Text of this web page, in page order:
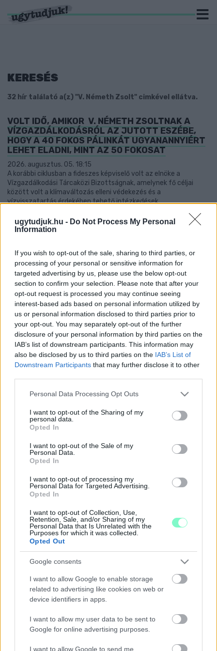
ugytudjuk.hu - Do Not Process My Personal
Information
If you wish to opt-out of the sale, sharing to third parties, or
processing of your personal or sensitive information for
targeted advertising by us, please use the below opt-out
section to confirm your selection. Please note that after your
opt-out request is processed you may continue seeing
interest-based ads based on personal information utilized by
us or personal information disclosed to third parties prior to
your opt-out. You may separately opt-out of the further
disclosure of your personal information by third parties on the
IAB’s list of downstream participants. This information may
also be disclosed by us to third parties on the IAB’s List of
Downstream Participants that may further disclose it to other
Please note that this website/app uses one or more Google
not limited to your visit or usage behaviour. You may click to
grant or deny consent to Google and its third-party tags to
use your data for below specified purposes in below Google
consent section.
Personal Data Processing Opt Outs
I want to opt-out of the Sharing of my
personal data.
Opted In
I want to opt-out of the Sale of my
Personal Data.
Opted In
I want to opt-out of processing my
Personal Data for Targeted Advertising.
Opted In
I want to opt-out of Collection, Use,
Retention, Sale, and/or Sharing of my
Personal Data that Is Unrelated with the
Purposes for which it was collected.
Opted Out
Google consents
I want to allow Google to enable storage
related to advertising like cookies on web or
device identifiers in apps.
I want to allow my user data to be sent to
Google for online advertising purposes.
I want to allow Google to send me
KERESÉS
32 hír találató a(z) "V. Németh Zsolt" cimkével ellátva.
VOLT IDŐ, AMIKOR V. NÉMETH ZSOLTNAK A
VÍZGAZDÁLKODÁSRÓL AZ JUTOTT ESZÉBE,
HOGY A 40 FOKOS PÁLINKÁT UGYANANNYIÉRT
LEHET ELADNI, MINT AZ 50 FOKOSAT
2026. augusztus. 05. 18:15
A korábbi ciklusban a fideszes képviselő volt az elnöke a
Vízgazdálkodási Tárcaközi Bizottságnak, amelynek fő céljai
között volt a klímaváltozás elleni védekezés és a
vízvisszatartás érdekében tehető intézkedések
V. NÉMETH ZSOLT SZERINT AZ, HOGY EGY
SZERKESZTŐSÉG FELTESZ EGY KÉRDÉST, AZ
2026. június. 22. 10:19
A Nyugat.hu arra volt kíváncsi, hogy olvasói szerint a Fidesz
megyei elnöke belebukhat-e a nagykölkedi gumi ügybe. A
politikus erre húzta fel a bajuszát.
ÚJABB MUTYI NAGYKÖLKEDEN? ÚGY NÉZ KI A
FIDESZES VEZETÉSŰ ZALAEGERSZEGI
ÖNKORMÁNYZAT CÉGE KERESHET A GUMIK
ELSZÁLLÍTÁSÁVAL
2026. március. 11. 15:24
Még eredményt sem hirdettek a gumitelep felszámolásának
pályázatában, az egyik lehetséges pályázó már dolgozik is a
telepen. Egymilliárd forintnyi közpénzt költenek el, de V.Németh
Zsolt nem nyilatkozik az ügyben.
HIVATALOS: SZABÓ BARNA A FIDESZ
2024. március. 08. 11:41
Rogán Antal húga újrázna Szakonyfaluban.
NINCS MÁR MEG V. NÉMETH ZSOLT 145
NÉGYZETMÉTERES VASVÁRI CSALÁDI HÁZA
2023. február. 01. 14:23
De a Renault Kadjart még mindig gyűri.
V. NÉMETH ZSOLT: REMÉLEM, HOGY A TÁPLÁNI
ZÖLDHULLADÉK-KEZELŐ ÜGYÉBEN A HELYI
KÖZÖSSÉG ÉRDEKEIT VALÓSAN, HOSSZÚ
TÁVON SZOLGÁLÓ DÖNTÉS SZÜLETIK
2022. július. 06. 07:19
A szakhatóság mondja ki a végső áment.
V. NÉMETH ZSOLT MOSTANTÓL
MINISZTERELNÖKI BIZTOSKÉNT VÉDI A
MAGYAR ÉLETMÓDOT ÉS NEMZETI
ÉRTÉKEINKET
2022. június. 29. 09:40
hagyományainkat.
A VAS MEGYEI FIDESZES KÉPVISELŐK A BAL